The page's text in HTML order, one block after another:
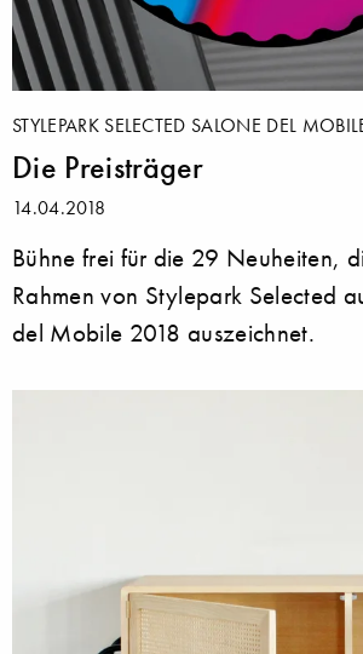
STYLEPARK SELECTED SALONE DEL
Die Preisträger
14.04.2018
Bühne frei für die 29 Neuheiten,
Rahmen von Stylepark Selected
del Mobile 2018 auszeichnet.